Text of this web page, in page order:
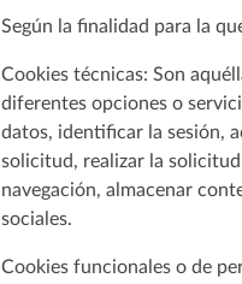
Según la finalidad para la
Cookies técnicas: Son
diferentes opciones o
datos, identificar la sesión,
solicitud, realizar la
navegación, almacenar
sociales.
Cookies funcionales o de